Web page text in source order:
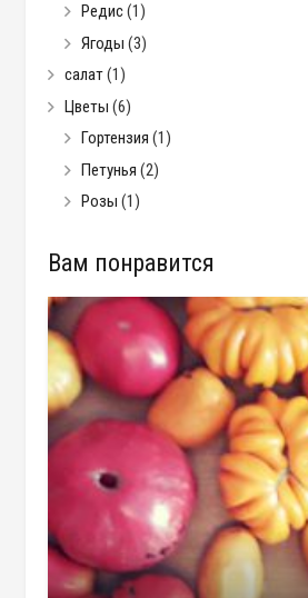
Редис(1)
Ягоды (3)
салат(1)
Цветы (6)
Гортензия (1)
Петунья (2)
Розы (1)
Вам понравится